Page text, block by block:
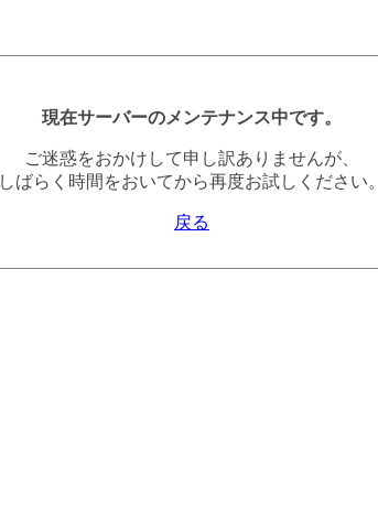
現在サーバーのメンテナンス中です。
ご迷惑をおかけして申し訳ありませんが、
しばらく時間をおいてから再度お試しください。
戻る